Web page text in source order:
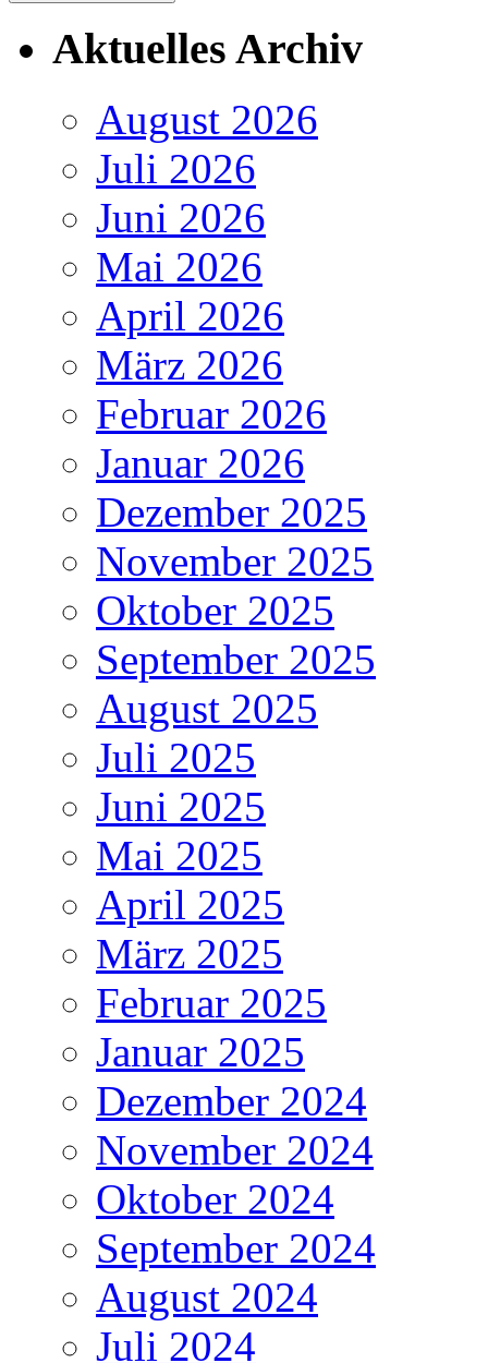
Aktuelles Archiv
August 2026
Juli 2026
Juni 2026
Mai 2026
April 2026
März 2026
Februar 2026
Januar 2026
Dezember 2025
November 2025
Oktober 2025
September 2025
August 2025
Juli 2025
Juni 2025
Mai 2025
April 2025
März 2025
Februar 2025
Januar 2025
Dezember 2024
November 2024
Oktober 2024
September 2024
August 2024
Juli 2024